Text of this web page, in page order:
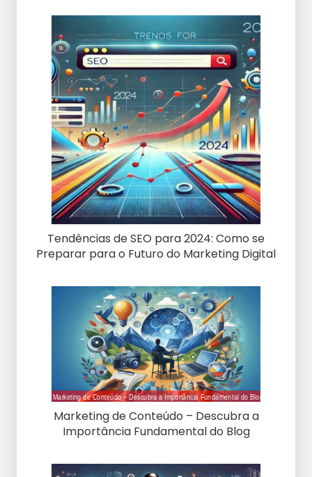
Tendências de SEO para 2024: Como se
Preparar para o Futuro do Marketing Digital
Marketing de Conteúdo – Descubra a
Importância Fundamental do Blog